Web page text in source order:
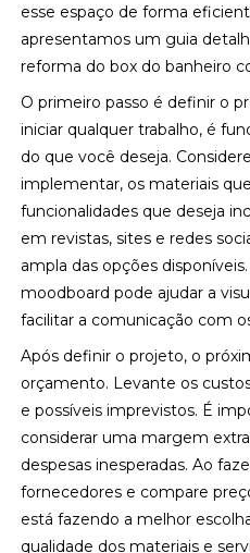
esse espaço de forma
apresentamos um guia
reforma do box do banheiro
O primeiro passo é definir o
iniciar qualquer trabalho, é
do que você deseja.
implementar, os materiais
funcionalidades que deseja
em revistas, sites e redes
ampla das opções
moodboard pode ajudar a
facilitar a comunicação com
Após definir o projeto, o
orçamento. Levante os
e possíveis imprevistos. É
considerar uma margem
despesas inesperadas. Ao
fornecedores e compare
está fazendo a melhor
qualidade dos materiais e